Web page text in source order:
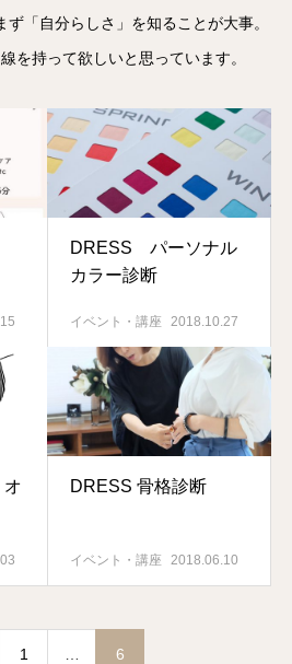
ず「自分らしさ」を知ることが大事。
を持って欲しいと思っています。
DRESS パーソナル
カラー診断
イベント・講座 2018.10.27
DRESS 骨格診断
イベント・講座 2018.06.10
1 6